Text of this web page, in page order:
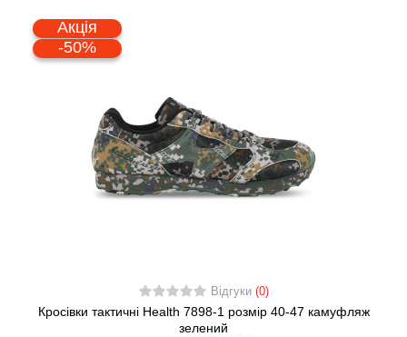
Акція
-50%
Відгуки (0)
Кросівки тактичні Health 7898-1 розмір 40-47 камуфляж
зелений